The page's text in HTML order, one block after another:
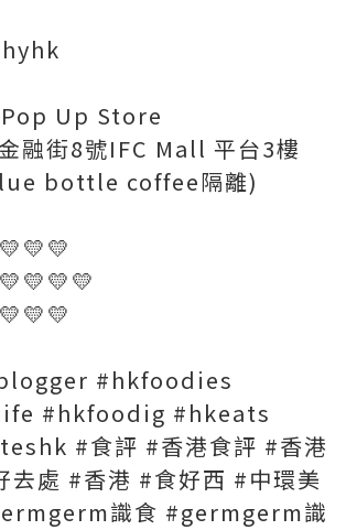
Up Store
融街8號IFC Mall 平台3樓
bottle coffee隔離)
#hkfoodies
#hkfoodig #hkeats
#食評 #香港食評 #香港
去處 #香港 #食好西 #中環美
識食 #germgerm識